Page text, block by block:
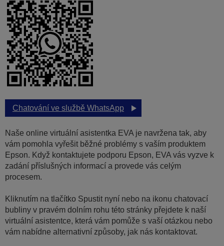
Chatování ve službě WhatsApp
Naše online virtuální asistentka EVA je navržena tak, aby
vám pomohla vyřešit běžné problémy s vaším produktem
Epson. Když kontaktujete podporu Epson, EVA vás vyzve k
zadání příslušných informací a provede vás celým
procesem.
Kliknutím na tlačítko Spustit nyní nebo na ikonu chatovací
bubliny v pravém dolním rohu této stránky přejdete k naší
virtuální asistentce, která vám pomůže s vaší otázkou nebo
vám nabídne alternativní způsoby, jak nás kontaktovat.